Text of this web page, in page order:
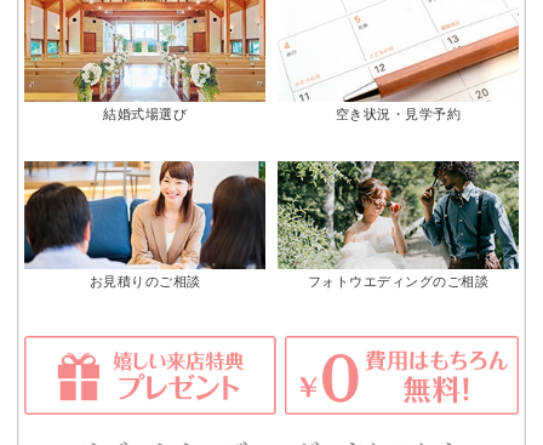
結婚式場選び 空き状況・見学予約
お見積りのご相談 フォトウエディングのご相談